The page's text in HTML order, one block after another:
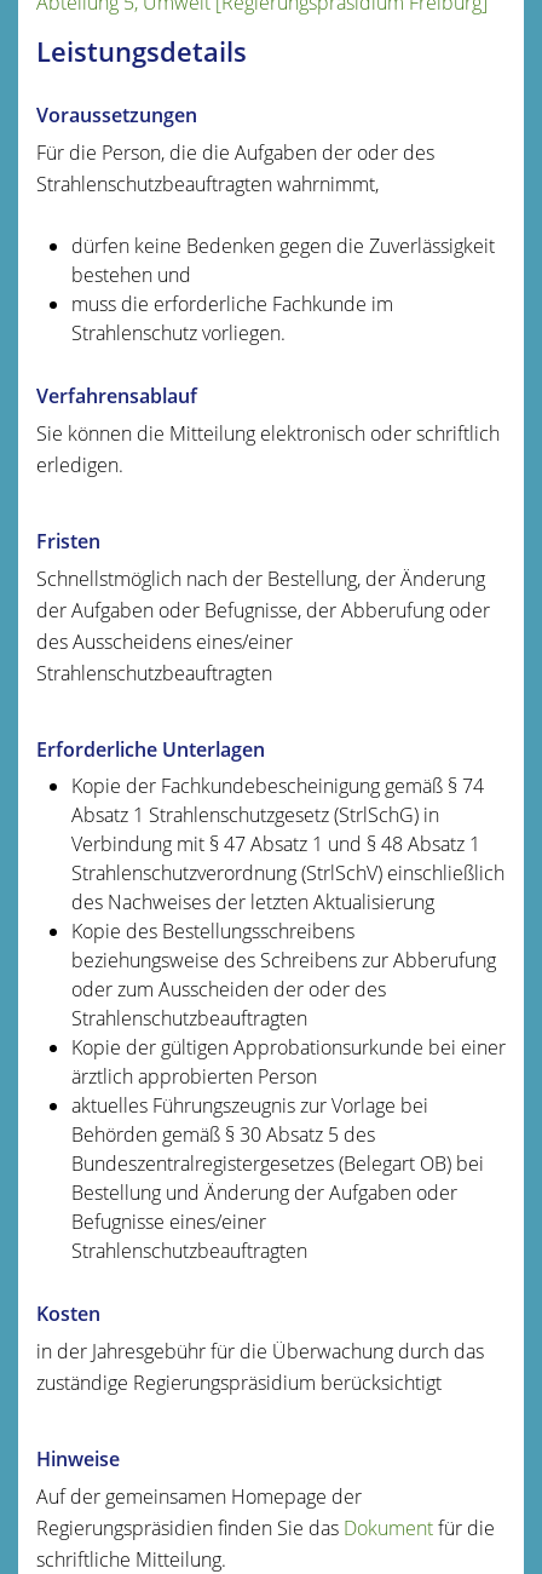
Leistungsdetails
Voraussetzungen
Für die Person, die die Aufgaben der oder des
Strahlenschutzbeauftragten wahrnimmt,
dürfen keine Bedenken gegen die Zuverlässigkeit
bestehen und
muss die erforderliche Fachkunde im
Strahlenschutz vorliegen.
Verfahrensablauf
Sie können die Mitteilung elektronisch oder schriftlich
erledigen.
Fristen
Schnellstmöglich nach der Bestellung, der Änderung
der Aufgaben oder Befugnisse, der Abberufung oder
des Ausscheidens eines/einer
Strahlenschutzbeauftragten
Erforderliche Unterlagen
Kopie der Fachkundebescheinigung gemäß § 74
Absatz 1 Strahlenschutzgesetz (StrlSchG) in
Verbindung mit § 47 Absatz 1 und § 48 Absatz 1
Strahlenschutzverordnung (StrlSchV) einschließlich
des Nachweises der letzten Aktualisierung
Kopie des Bestellungsschreibens
beziehungsweise des Schreibens zur Abberufung
oder zum Ausscheiden der oder des
Strahlenschutzbeauftragten
Kopie der gültigen Approbationsurkunde bei einer
ärztlich approbierten Person
aktuelles Führungszeugnis zur Vorlage bei
Behörden gemäß § 30 Absatz 5 des
Bundeszentralregistergesetzes (Belegart OB) bei
Bestellung und Änderung der Aufgaben oder
Befugnisse eines/einer
Strahlenschutzbeauftragten
Kosten
in der Jahresgebühr für die Überwachung durch das
zuständige Regierungspräsidium berücksichtigt
Hinweise
Auf der gemeinsamen Homepage der
Regierungspräsidien finden Sie das Dokumentfür die
schriftliche Mitteilung.